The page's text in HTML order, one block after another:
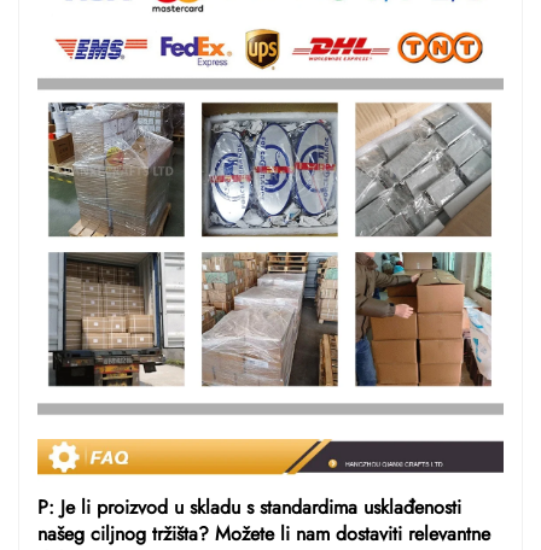
P: Je li proizvod u skladu s standardima usklađenosti
našeg ciljnog tržišta? Možete li nam dostaviti relevantne